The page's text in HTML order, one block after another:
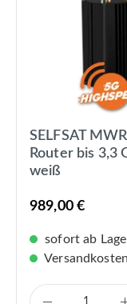
SELFSAT
Router bis 3,3
weiß
989,00 €
sofort ab